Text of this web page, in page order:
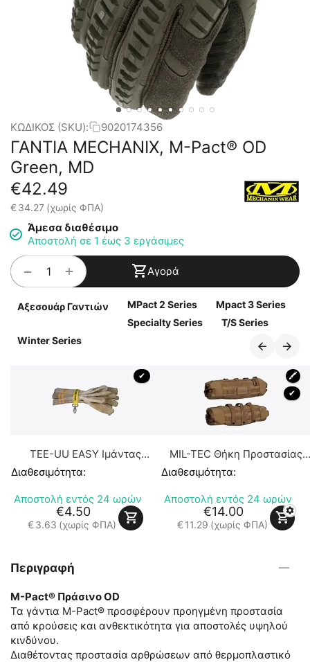
ΚΩΔΙΚΟΣ (SKU): 9020174356
ΓΑΝΤΙΑ MECHANIX, M-Pact® OD
Green, MD
€42.49
€34.27 (χωρίς ΦΠΑ)
Άμεσα διαθέσιμο
Αποστολή σε 1 έως 3 εργάσιμες
+
− Αγορά
Αξεσουάρ Γαντιών MPact 2 Series
Mpact 3 Series
Specialty Series
T/S Series
Winter Series
✔
TEE-UU EASY Ιμάντας
Ανάρτησης Γαντιών
Διαθεσιμότητα:
Αποστολή εντός 24 ωρών
€4.50
€3.63 (χωρίς ΦΠΑ)
🖍
✔
MIL-TEC Θήκη Προστασίας
Χεριών από το Κρύο τύπου
Muff
Διαθεσιμότητα:
Αποστολή εντός 24 ωρών
€14.00
€ 11.29 (χωρίς ΦΠΑ)
Περιγραφή
M-Pact® Πράσινο OD
Τα γάντια M-Pact® προσφέρουν προηγμένη προστασία
από κρούσεις και ανθεκτικότητα για αποστολές υψηλού
κινδύνου.
Διαθέτοντας προστασία αρθρώσεων από θερμοπλαστικό